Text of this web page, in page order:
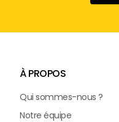
À PROPOS
Qui sommes-nous ?
Notre équipe